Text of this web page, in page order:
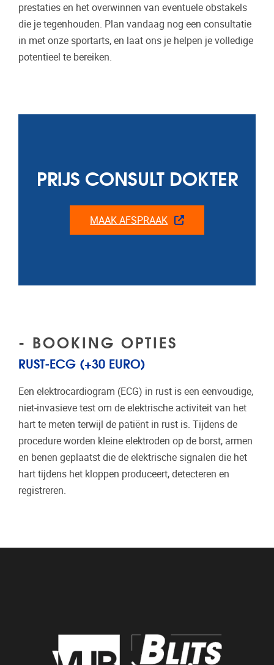
prestaties en het overwinnen van eventuele obstakels
die je tegenhouden. Plan vandaag nog een consultatie
in met onze sportarts, en laat ons je helpen je volledige
potentieel te bereiken.
PRIJS CONSULT DOKTER
MAAK AFSPRAAK
- BOOKING OPTIES
RUST-ECG (+30 EURO)
Een elektrocardiogram (ECG) in rust is een eenvoudige,
niet-invasieve test om de elektrische activiteit van het
hart te meten terwijl de patiënt in rust is. Tijdens de
procedure worden kleine elektroden op de borst, armen
en benen geplaatst die de elektrische signalen die het
hart tijdens het kloppen produceert, detecteren en
registreren.